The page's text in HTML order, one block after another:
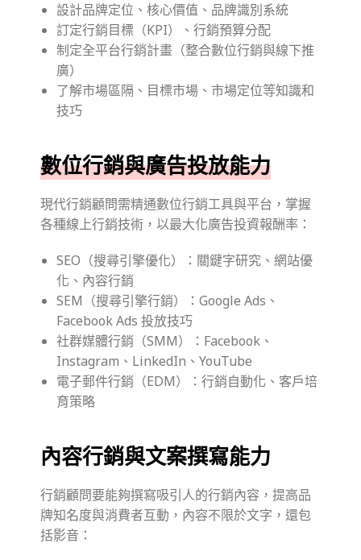
設計品牌定位、核心價值、品牌識別系統
訂定行銷目標（KPI）、行銷預算分配
制定全平台行銷計畫（整合數位行銷與線下推
廣）
了解市場區隔、目標市場、市場定位等知識和
技巧
數位行銷與廣告投放能力
現代行銷顧問需精通數位行銷工具與平台，掌握
各種線上行銷技術，以最大化廣告投資報酬率：
SEO（搜尋引擎優化）：關鍵字研究、網站優
化、內容行銷
SEM（搜尋引擎行銷）：Google Ads、
Facebook Ads 投放技巧
社群媒體行銷（SMM）：Facebook、
Instagram、LinkedIn、YouTube
電子郵件行銷（EDM）：行銷自動化、客戶培
育策略
內容行銷與文案撰寫能力
行銷顧問要能夠撰寫吸引人的行銷內容，提高品
牌知名度與消費者互動，內容不限於文字，還包
括影音：